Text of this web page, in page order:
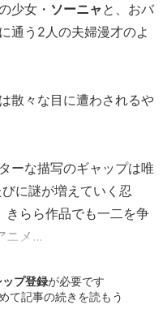
少女・ ソーニャ と、おバ
通う2人の夫婦漫才のよ
散々な目に遭わされるや
ーな描写のギャップは唯
に謎が増えていく忍
きらら作品でも一二を争
ニメ...
ップ登録が必要です
て記事の続きを読もう